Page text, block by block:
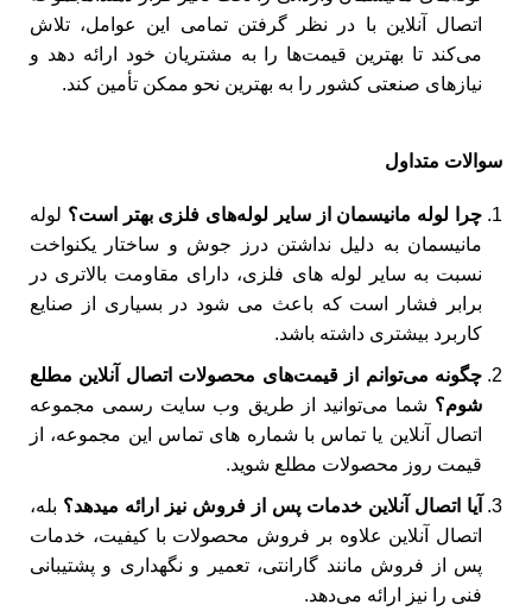
اتصال آنلاین با در نظر گرفتن تمامی این عوامل، تلاش
می‌کند تا بهترین قیمت‌ها را به مشتریان خود ارائه دهد و
نیازهای صنعتی کشور را به بهترین نحو ممکن تأمین کند.
سوالات متداول
چرا لوله مانیسمان از سایر لوله‌های فلزی بهتر است؟ لوله
مانیسمان به دلیل نداشتن درز جوش و ساختار یکنواخت
نسبت به سایر لوله های فلزی، دارای مقاومت بالاتری در
برابر فشار است که باعث می‌ شود در بسیاری از صنایع
کاربرد بیشتری داشته باشد.
چگونه می‌توانم از قیمت‌های محصولات اتصال آنلاین مطلع
شوم؟ شما می‌توانید از طریق وب ‌سایت رسمی مجموعه
اتصال آنلاین یا تماس با شماره‌ های تماس این مجموعه، از
قیمت‌ روز محصولات مطلع شوید.
آیا اتصال آنلاین خدمات پس از فروش نیز ارائه میدهد؟ بله،
اتصال آنلاین علاوه بر فروش محصولات با کیفیت، خدمات
پس از فروش مانند گارانتی، تعمیر و نگهداری و پشتیبانی
فنی را نیز ارائه می‌دهد.